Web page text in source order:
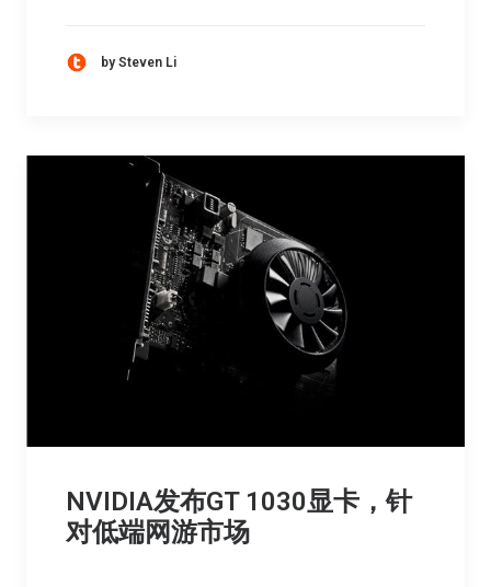
by Steven Li
NVIDIA发布GT 1030显卡，针
对低端网游市场